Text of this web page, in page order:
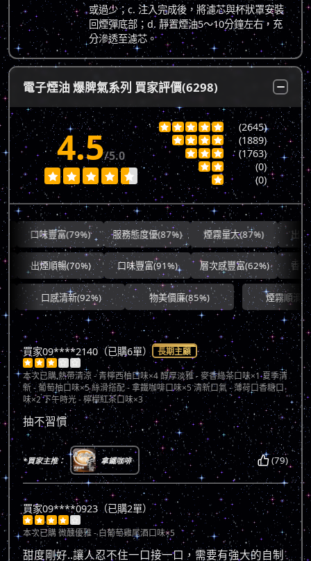
或過少；c. 注入完成後，將濾芯與杯狀罩安裝
回煙彈底部；d. 靜置煙油5～10分鐘左右，充
分滲透至濾芯。
電子煙油 爆脾氣系列 買家評價(6298)
4.5/5.0
    
     (2645)
    (1889)
   (1763)
  (0)
 (0)
口味豐富(79%) 服務態度優(87%) 煙霧量大(87%) 出貨快速
出煙順暢(70%) 口味豐富(91%) 層次感豐富(62%) 香氣協
口感清新(92%) 物美價廉(85%) 煙霧順滑(71%)
買家09****2140（已購6單） 長期主顧
    
本次已購熱帶清涼 - 青檸西柚口味×4 醇厚淡雅 - 麥香綠茶口味×1 夏季清
新 - 葡萄柚口味×5 絲滑搭配 - 拿鐵咖啡口味×5 清新口氣 - 薄荷口香糖口
味×2 下午時光 - 檸檬紅茶口味×3
抽不習慣
*買家主推： 拿鐵咖啡 (79)
買家09****0923（已購2單）
    
本次已購微醺優雅 - 白葡萄雞尾酒口味×5
甜度剛好..讓人忍不住一口接一口，需要有強大的自制